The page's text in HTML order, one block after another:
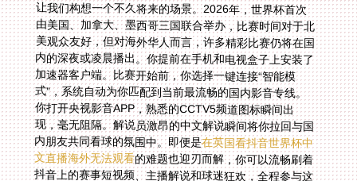
让我们构想一个不久将来的场景。2026年，世界杯首次
由美国、加拿大、墨西哥三国联合举办，比赛时间对于北
美观众友好，但对海外华人而言，许多精彩比赛仍将在国
内的深夜或凌晨播出。你提前在手机和电视盒子上安装了
加速器客户端。比赛开始前，你选择一键连接“智能模
式”，系统自动为你匹配到当前最流畅的国内影音专线。
你打开央视影音APP，熟悉的CCTV5频道图标瞬间出
现，毫无阻隔。解说员激昂的中文解说瞬间将你拉回与国
内朋友共同看球的氛围中。即便是在英国看抖音世界杯中
文直播海外无法观看的难题也迎刃而解，你可以流畅刷着
抖音上的赛事短视频、主播解说和球迷狂欢，全程参与这